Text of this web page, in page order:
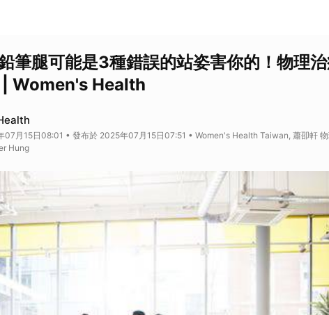
筆腿可能是3種錯誤的站姿害你的！物理
| Women's Health
07月15日08:01 • 發布於 2025年07月15日07:51 • Women's Health Taiwan, 蕭卲軒
Hung